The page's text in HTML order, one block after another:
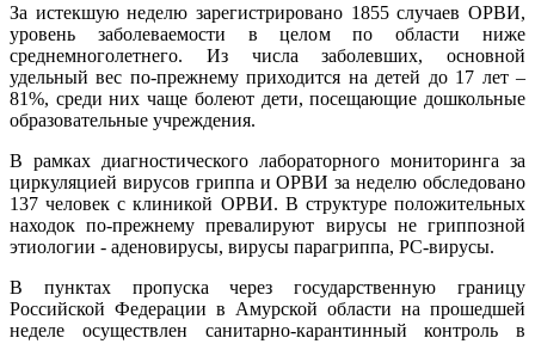
За истекшую неделю зарегистрировано 1855 случаев ОРВИ,
уровень заболеваемости в целом по области ниже
среднемноголетнего. Из числа заболевших, основной
удельный вес по-прежнему приходится на детей до 17 лет –
81%, среди них чаще болеют дети, посещающие дошкольные
образовательные учреждения.
В рамках диагностического лабораторного мониторинга за
циркуляцией вирусов гриппа и ОРВИ за неделю обследовано
137 человек с клиникой ОРВИ. В структуре положительных
находок по-прежнему превалируют вирусы не гриппозной
этиологии - аденовирусы, вирусы парагриппа, РС-вирусы.
В пунктах пропуска через государственную границу
Российской Федерации в Амурской области на прошедшей
неделе осуществлен санитарно-карантинный контроль в